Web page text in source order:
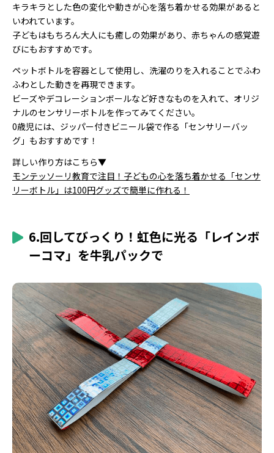
キラキラとした色の変化や動きが心を落ち着かせる効果があると
いわれています。
子どもはもちろん大人にも癒しの効果があり、赤ちゃんの感覚遊
びにもおすすめです。
ペットボトルを容器として使用し、洗濯のりを入れることでふわ
ふわとした動きを再現できます。
ビーズやデコレーションボールなど好きなものを入れて、オリジ
ナルのセンサリーボトルを作ってみてください。
0歳児には、ジッパー付きビニール袋で作る「センサリーバッ
グ」もおすすめです！
詳しい作り方はこちら▼
モンテッソーリ教育で注目！子どもの心を落ち着かせる「センサ
リーボトル」は100円グッズで簡単に作れる！
6.回してびっくり！虹色に光る「レインボ
ーコマ」を牛乳パックで